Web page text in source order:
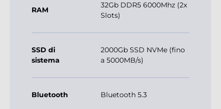
RAM
32Gb DDR5 6000Mhz (2x
Slots)
SSD di
sistema
2000Gb SSD NVMe (fino
a 5000MB/s)
Bluetooth Bluetooth 5.3